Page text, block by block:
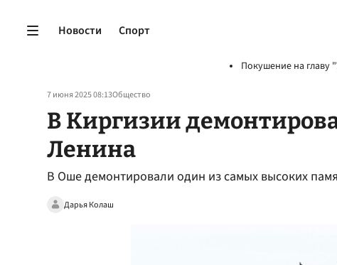
Новости Спорт
Покушение на главу
7 июня 2025 08:13Общество
В Киргизии
Ленина
В Оше демонтировали один из самых высоких
Дарья Колаш